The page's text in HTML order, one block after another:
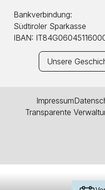
Bankverbindung:
Südtiroler Sparkasse
IBAN:
Unsere
Impressum
Transparente